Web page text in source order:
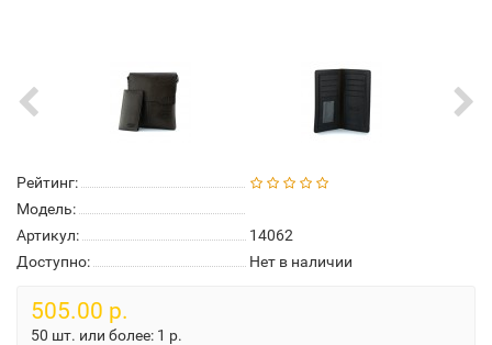
Рейтинг:
Модель:
Артикул:
14062
Доступно:
Нет в наличии
505.00 р.
50 шт. или более: 1 р.